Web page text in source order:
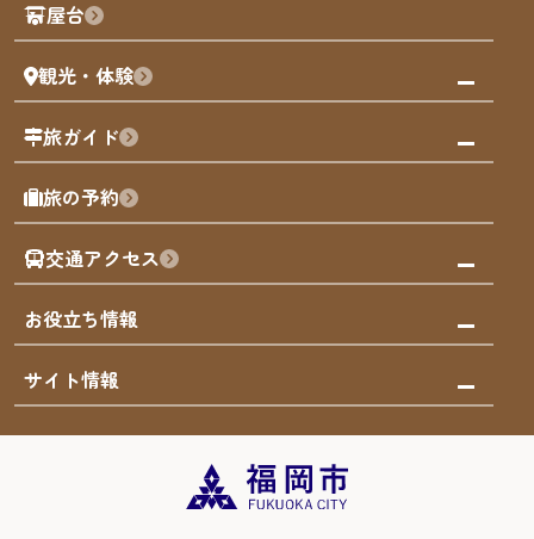
まち歩き
福岡グルメ
福岡を楽しむ
福岡のアート
福岡のナイトタイム
福岡の歴史・文化
サステナブルツーリズム
福岡検定
よかなび音声ガイド
屋台
観光・体験
観る・遊ぶ
屋台
買う
体験
泊まる
旅ガイド
モデルコース
AIおまかせコース
オリジナルプラン
みんなの旅行記
旅の予約
交通アクセス
市内交通ガイド
お得なチケット
お役立ち情報
お知らせ
災害情報
サイト情報
まち歩き・体験プログラム掲載申込